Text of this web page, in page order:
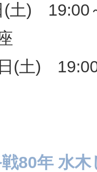
(土) 19:00
(土)
80年 水